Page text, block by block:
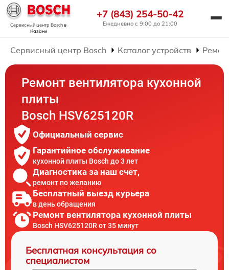
Сервисный центр Boschв
Казани
+7 (843) 254-50-42
Ежедневно с 9:00 до 21:00
Сервисный центр Bosch Каталог устройств
Ремонт вентилятора кухонной
плиты
Bosch HSV625120R
Официальный сервис
Гарантийное обслуживание
кухонной плиты Bosch до 3 лет
Диагностика за наш счет,
ремонт по желанию
Бесплатный выезд курьера
в день обращения
Ремонт вентилятора кухонной плиты
Bosch HSV625120R от 35 минут
Бесплатная консультация со
специалистом